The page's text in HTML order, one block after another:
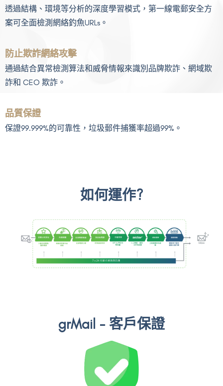
透過結構、環境等分析的深度學習模式，第一線電郵安全方
案可全面檢測網絡釣魚URLs。
防止欺詐網絡攻擊
通過結合異常檢測算法和威脅情報來識別品牌欺詐、網域欺
詐和 CEO 欺詐。
品質保證
保證99.999%的可靠性，垃圾郵件捕獲率超過99%。
如何運作?
grMail - 客戶保證